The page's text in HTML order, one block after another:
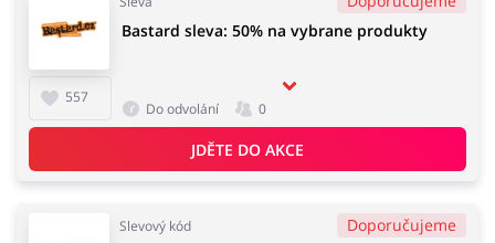
557
Bastard sleva: 50% na vybrane produkty
Do odvolání 0
JDĚTE DO AKCE
Slevový kód Doporučujeme